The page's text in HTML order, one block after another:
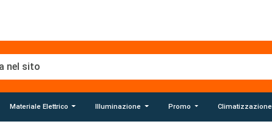
Materiale Elettrico Illuminazione Promo Climatizzazione